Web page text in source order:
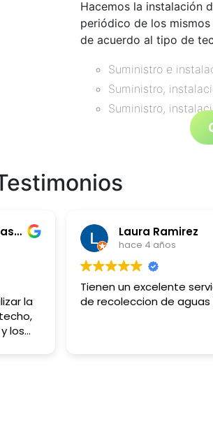
Hacemos la instalación
periódico de los
de acuerdo al tipo de
Suministro e
Suministro,
Suministro,
Salomón Cuartas Londoño
la
los
Laura Ramirez
hace 4 años
Tienen un excelente
de recoleccion de aguas